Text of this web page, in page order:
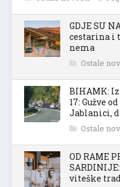
GDJE SU
cestarina i
nema
Ostale
BIHAMK:
17: Gužve
Jablanici,
Ostale
OD RAME
viteške